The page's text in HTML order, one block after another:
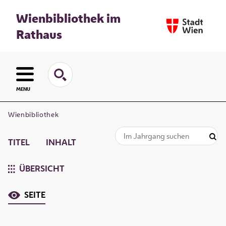
Wienbibliothek im
Rathaus
MENU
Wienbibliothek
TITEL INHALT
ÜBERSICHT
SEITE